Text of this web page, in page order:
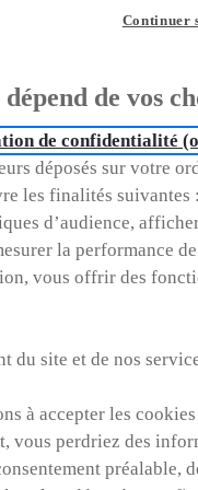
la
Ville
de vos
de confidentialité
déposés sur votre
les finalités suivantes
d’audience,
la performance
vous offrir des
du site et de nos
à accepter les
vous perdriez des
préalable,
Continuer